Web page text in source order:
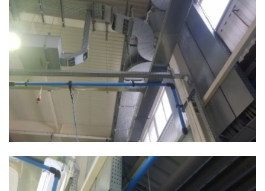
Rottaprint - Hala de productie